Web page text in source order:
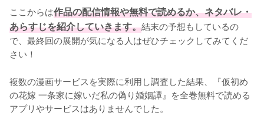
ここからは作品の配信情報や無料で読めるか、ネタバレ・
あらすじを紹介していきます。結末の予想もしているの
で、最終回の展開が気になる人はぜひチェックしてみてくだ
さい！
複数の漫画サービスを実際に利用し調査した結果、『仮初め
の花嫁 一条家に嫁いだ私の偽り婚姻譚』を全巻無料で読める
アプリやサービスはありませんでした。